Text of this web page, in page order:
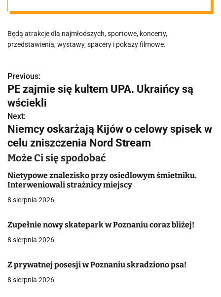
wybierać
Będą atrakcje dla najmłodszych, sportowe, koncerty,
przedstawienia, wystawy, spacery i pokazy filmowe.
N
a
w
i
g
a
c
a
p
i
Previous:
PE zajmie się kultem UPA. Ukraińcy są
wściekli
Next:
Niemcy oskarżają Kijów o celowy spisek w
celu zniszczenia Nord Stream
Może Ci się spodobać
Nietypowe znalezisko przy osiedlowym śmietniku.
Interweniowali strażnicy miejscy
8 sierpnia 2026
Zupełnie nowy skatepark w Poznaniu coraz bliżej!
8 sierpnia 2026
Z prywatnej posesji w Poznaniu skradziono psa!
8 sierpnia 2026